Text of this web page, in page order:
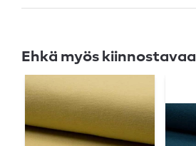
Ehkä myös kiinnostavaa